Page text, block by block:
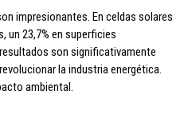
impresionantes. En celdas solares
un 23,7% en superficies
son significativamente
la industria energética.
ambiental.